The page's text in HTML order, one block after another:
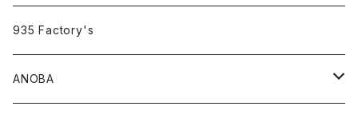
935 Factory's
ANOBA